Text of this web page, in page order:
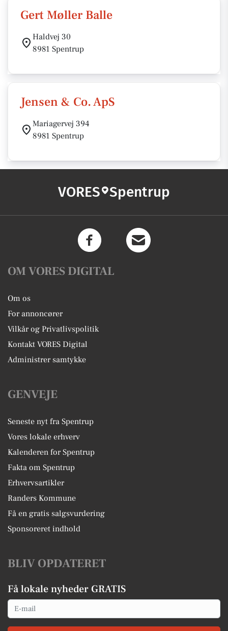
Gert Møller Balle
Haldvej 30
8981 Spentrup
Jensen & Co. ApS
Mariagervej 394
8981 Spentrup
VORES Spentrup
OM VORES DIGITAL
Om os
For annoncører
Vilkår og Privatlivspolitik
Kontakt VORES Digital
Administrer samtykke
GENVEJE
Seneste nyt fra Spentrup
Vores lokale erhverv
Kalenderen for Spentrup
Fakta om Spentrup
Erhvervsartikler
Randers Kommune
Få en gratis salgsvurdering
Sponsoreret indhold
BLIV OPDATERET
Få lokale nyheder GRATIS
Email